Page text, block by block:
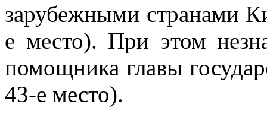
зарубежными странами
е место). При этом
помощника главы
43-е место).